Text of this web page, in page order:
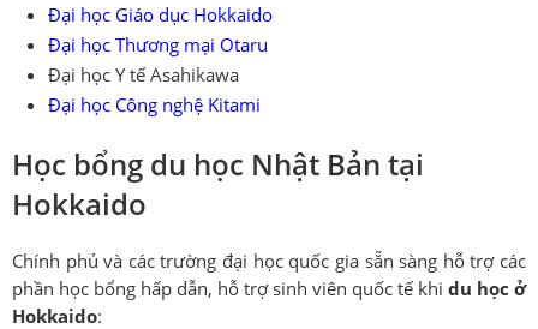
Đại học Giáo dục Hokkaido
Đại học Thương mại Otaru
Đại học Y tế Asahikawa
Đại học Công nghệ Kitami
Học bổng du học Nhật Bản tại
Hokkaido
Chính phủ và các trường đại học quốc gia sẵn sàng hỗ trợ các
phần học bổng hấp dẫn, hỗ trợ sinh viên quốc tế khi du học ở
Hokkaido: